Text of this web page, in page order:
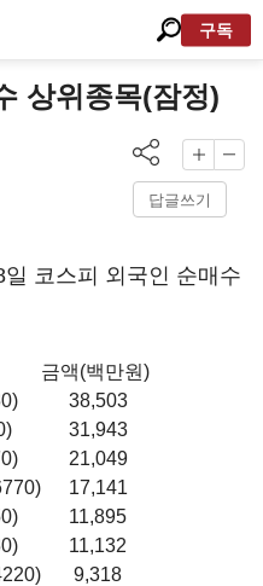
구독
상위종목(잠정)
답글쓰기
코스피 외국인 순매수
금액(백만원)
38,503
31,943
21,049
17,141
11,895
11,132
9,318